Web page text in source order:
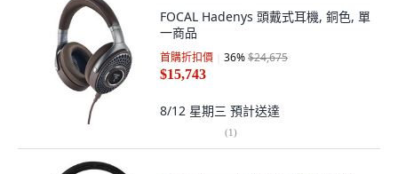
FOCAL Hadenys 頭戴式耳機, 銅色, 單
一商品
首購折扣價 36%$24,675
$15,743
8/12 星期三 預計送達
(1)